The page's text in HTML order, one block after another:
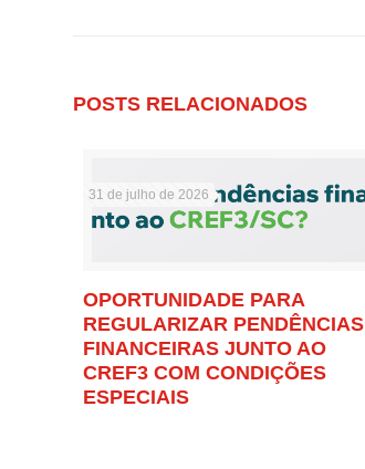
POSTS RELACIONADOS
31 de julho de 2026
OPORTUNIDADE PARA
REGULARIZAR PENDÊNCIAS
FINANCEIRAS JUNTO AO
CREF3 COM CONDIÇÕES
ESPECIAIS